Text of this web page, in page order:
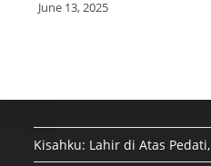
June 13, 2025
Kisahku: Lahir di Atas